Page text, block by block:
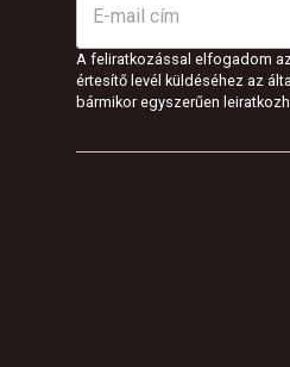
A feliratkozással elfogadom
értesítő levél küldéséhez az
bármikor egyszerűen